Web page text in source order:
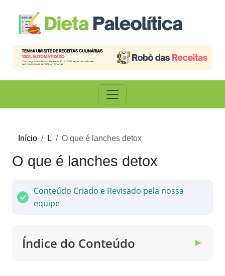
Início L O que é lanches detox
O que é lanches detox
Conteúdo Criado e Revisado pela nossa
equipe
Índice do Conteúdo ▼